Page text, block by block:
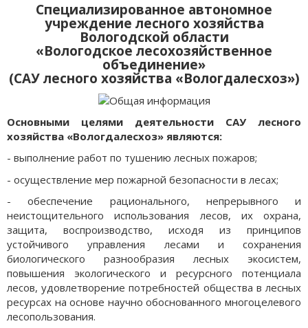
Специализированное автономное
учреждение лесного хозяйства
Вологодской области
«Вологодское лесохозяйственное
объединение»
(САУ лесного хозяйства «Вологдалесхоз»)
Основными целями деятельности САУ лесного
хозяйства «Вологдалесхоз» являются:
- выполнение работ по тушению лесных пожаров;
- осуществление мер пожарной безопасности в лесах;
- обеспечение рационального, непрерывного и
неистощительного использования лесов, их охрана,
защита, воспроизводство, исходя из принципов
устойчивого управления лесами и сохранения
биологического разнообразия лесных экосистем,
повышения экологического и ресурсного потенциала
лесов, удовлетворение потребностей общества в лесных
ресурсах на основе научно обоснованного многоцелевого
лесопользования.